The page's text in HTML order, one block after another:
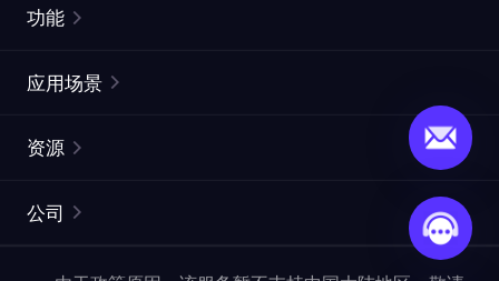
静态住宅代理
网页抓取 API
功能
ISP代理
ProxySite
应用场景
市场研究
资源
常见问题解答
公司